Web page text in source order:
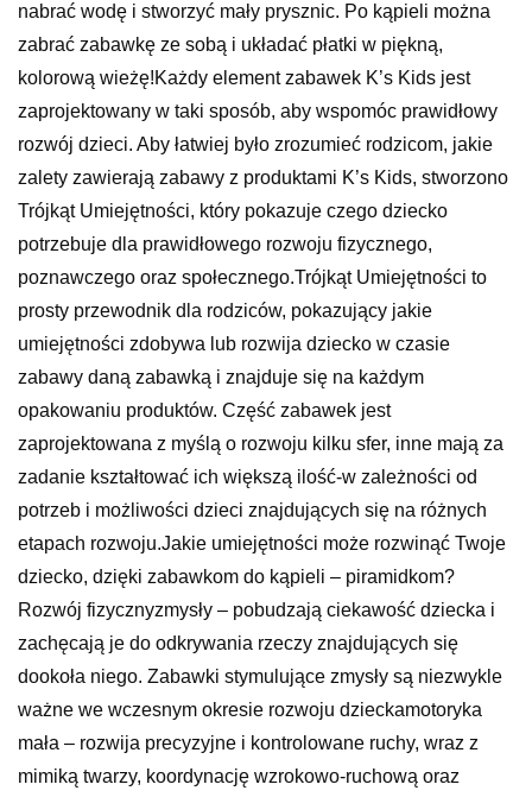
nabrać wodę i stworzyć mały prysznic. Po kąpieli można
zabrać zabawkę ze sobą i układać płatki w piękną,
kolorową wieżę!Każdy element zabawek K’s Kids jest
zaprojektowany w taki sposób, aby wspomóc prawidłowy
rozwój dzieci. Aby łatwiej było zrozumieć rodzicom, jakie
zalety zawierają zabawy z produktami K’s Kids, stworzono
Trójkąt Umiejętności, który pokazuje czego dziecko
potrzebuje dla prawidłowego rozwoju fizycznego,
poznawczego oraz społecznego.Trójkąt Umiejętności to
prosty przewodnik dla rodziców, pokazujący jakie
umiejętności zdobywa lub rozwija dziecko w czasie
zabawy daną zabawką i znajduje się na każdym
opakowaniu produktów. Część zabawek jest
zaprojektowana z myślą o rozwoju kilku sfer, inne mają za
zadanie kształtować ich większą ilość-w zależności od
potrzeb i możliwości dzieci znajdujących się na różnych
etapach rozwoju.Jakie umiejętności może rozwinąć Twoje
dziecko, dzięki zabawkom do kąpieli – piramidkom?
Rozwój fizycznyzmysły – pobudzają ciekawość dziecka i
zachęcają je do odkrywania rzeczy znajdujących się
dookoła niego. Zabawki stymulujące zmysły są niezwykle
ważne we wczesnym okresie rozwoju dzieckamotoryka
mała – rozwija precyzyjne i kontrolowane ruchy, wraz z
mimiką twarzy, koordynację wzrokowo-ruchową oraz